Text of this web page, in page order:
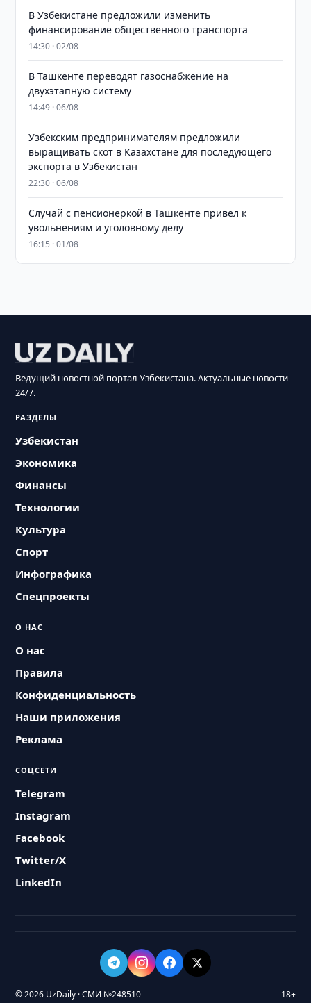
В Узбекистане предложили изменить
финансирование общественного транспорта
14:30 · 02/08
В Ташкенте переводят газоснабжение на
двухэтапную систему
14:49 · 06/08
Узбекским предпринимателям предложили
выращивать скот в Казахстане для последующего
экспорта в Узбекистан
22:30 · 06/08
Случай с пенсионеркой в Ташкенте привел к
увольнениям и уголовному делу
16:15 · 01/08
Ведущий новостной портал Узбекистана. Актуальные новости
24/7.
РАЗДЕЛЫ
Узбекистан
Экономика
Финансы
Технологии
Культура
Спорт
Инфографика
Спецпроекты
О НАС
О нас
Правила
Конфиденциальность
Наши приложения
Реклама
СОЦСЕТИ
Telegram
Instagram
Facebook
Twitter/X
LinkedIn
© 2026 UzDaily · СМИ №248510 18+